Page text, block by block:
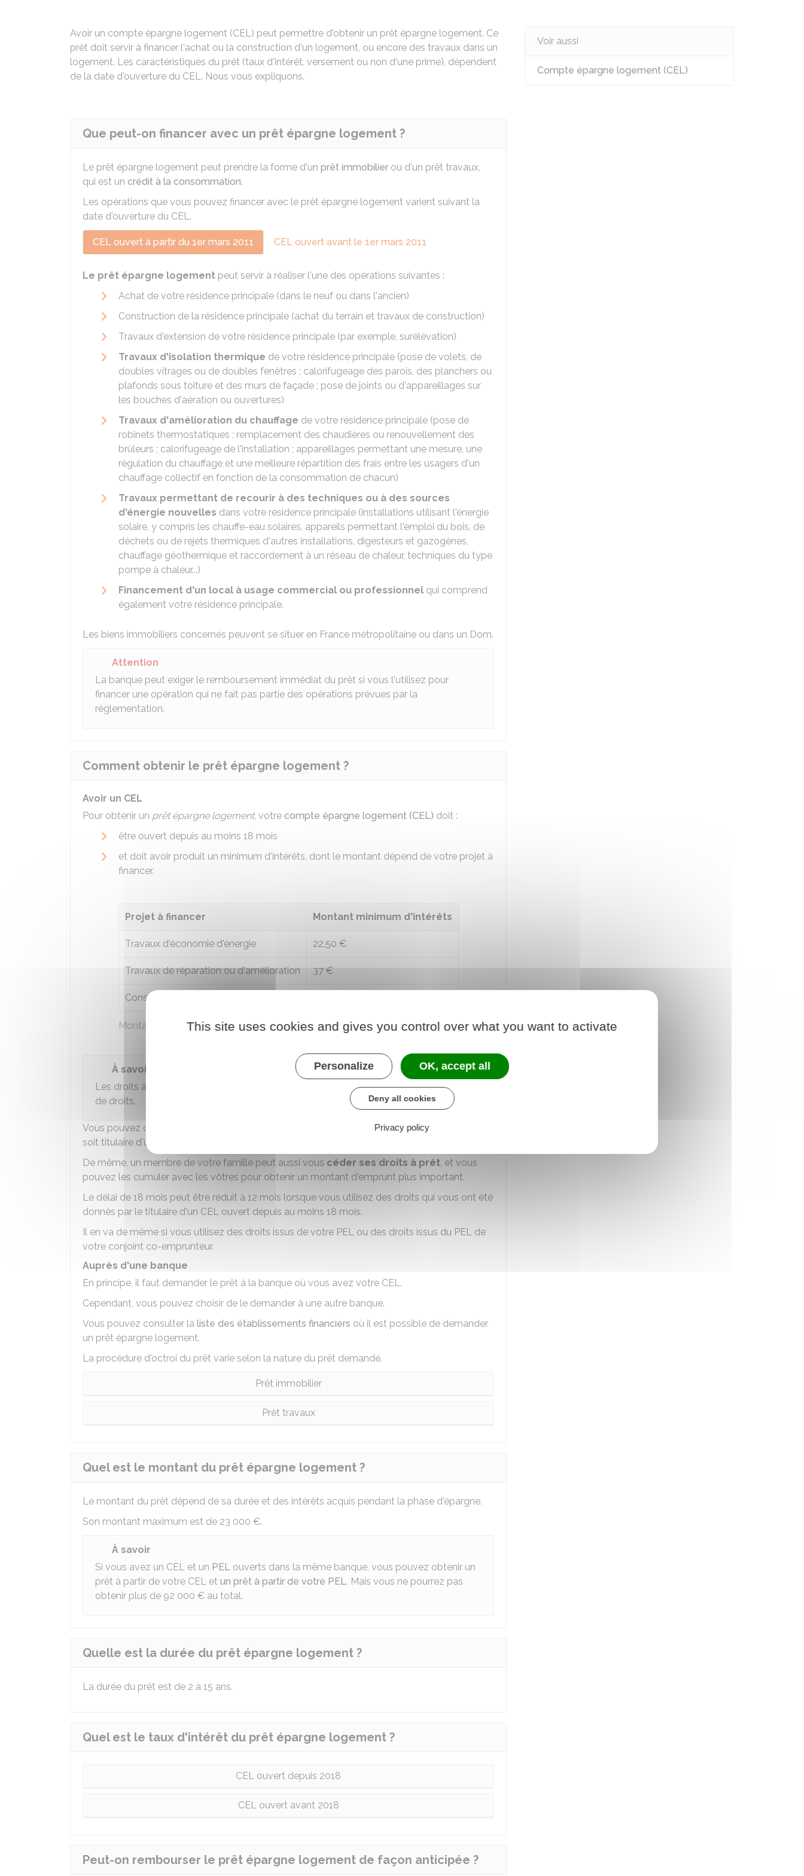
Avoir un compte épargne logement (CEL) peut permettre d'obtenir un prêt épargne logement. Ce
prêt doit servir à financer l'achat ou la construction d'un logement, ou encore des travaux dans un
logement. Les caractéristiques du prêt (taux d'intérêt, versement ou non d'une prime), dépendent
de la date d'ouverture du CEL. Nous vous expliquons.
Que peut-on financer avec un prêt épargne logement ?
Le prêt épargne logement peut prendre la forme d'un prêt immobilier ou d'un prêt travaux,
qui est un crédit à la consommation.
Les opérations que vous pouvez financer avec le prêt épargne logement varient suivant la
date d'ouverture du CEL.
CEL ouvert à partir du 1er mars 2011 CEL ouvert avant le 1er mars 2011
Le prêt épargne logement peut servir à réaliser l'une des opérations suivantes :
Achat de votre résidence principale (dans le neuf ou dans l'ancien)
Construction de la résidence principale (achat du terrain et travaux de construction)
Travaux d'extension de votre résidence principale (par exemple, surélévation)
Travaux d'isolation thermique de votre résidence principale (pose de volets, de
doubles vitrages ou de doubles fenêtres ; calorifugeage des parois, des planchers ou
plafonds sous toiture et des murs de façade ; pose de joints ou d'appareillages sur
les bouches d'aération ou ouvertures)
Travaux d'amélioration du chauffage de votre résidence principale (pose de
robinets thermostatiques ; remplacement des chaudières ou renouvellement des
brûleurs ; calorifugeage de l'installation ; appareillages permettant une mesure, une
régulation du chauffage et une meilleure répartition des frais entre les usagers d'un
chauffage collectif en fonction de la consommation de chacun)
Travaux permettant de recourir à des techniques ou à des sources
d'énergie nouvelles dans votre résidence principale (installations utilisant l'énergie
solaire, y compris les chauffe-eau solaires, appareils permettant l'emploi du bois, de
déchets ou de rejets thermiques d'autres installations, digesteurs et gazogènes,
chauffage géothermique et raccordement à un réseau de chaleur, techniques du type
pompe à chaleur...)
Financement d'un local à usage commercial ou professionnel qui comprend
également votre résidence principale.
Les biens immobiliers concernés peuvent se situer en France métropolitaine ou dans un Dom.
Attention
La banque peut exiger le remboursement immédiat du prêt si vous l'utilisez pour
financer une opération qui ne fait pas partie des opérations prévues par la
réglementation.
Comment obtenir le prêt épargne logement ?
Avoir un CEL
Pour obtenir un prêt épargne logement, votre compte épargne logement (CEL) doit :
être ouvert depuis au moins 18 mois
et doit avoir produit un minimum d'intérêts, dont le montant dépend de votre projet à
financer.
Montant minimum d'intérêts ouvrant droit au prêt épargne logement
Projet à financer Montant minimum d'intérêts
Travaux d'économie d'énergie 22,50 €
Travaux de réparation ou d'amélioration 37 €
Construction ou achat du logement
À savoir
Les droits à prêt peuvent être utilisés jusqu'à 5 ans après la délivrance de l'attestation
de droits.
Vous pouvez céder
à un membre de votre famille, mais à condition qu'il
soit titulaire d'un CEL ouvert depuis au moins 18 mois.
De même, un membre de votre famille peut aussi vous céder ses droits à prêt, et vous
pouvez les cumuler avec les vôtres pour obtenir un montant d'emprunt plus important.
Le délai de 18 mois peut être réduit à 12 mois lorsque vous utilisez des droits qui vous ont été
donnés par le titulaire d'un CEL ouvert depuis au moins 18 mois.
Il en va de même si vous utilisez des droits issus de votre PEL ou des droits issus du PEL de
votre conjoint co-emprunteur.
Auprès d'une banque
En principe, il faut demander le prêt à la banque où vous avez votre CEL.
Cependant, vous pouvez choisir de le demander à une autre banque.
Vous pouvez consulter la liste des établissements financiers où il est possible de demander
un prêt épargne logement.
La procédure d'octroi du prêt varie selon la nature du prêt demandé.
Prêt immobilier
Prêt travaux
Quel est le montant du prêt épargne logement ?
Le montant du prêt dépend de sa durée et des intérêts acquis pendant la phase d'épargne.
Son montant maximum est de 23 000 €.
À savoir
Si vous avez un CEL et un PEL ouverts dans la même banque, vous pouvez obtenir un
prêt à partir de votre CEL et un prêt à partir de votre PEL. Mais vous ne pourrez pas
obtenir plus de 92 000 € au total.
Quelle est la durée du prêt épargne logement ?
La durée du prêt est de 2 à 15 ans.
Quel est le taux d'intérêt du prêt épargne logement ?
CEL ouvert depuis 2018
CEL ouvert avant 2018
Peut-on rembourser le prêt épargne logement de façon anticipée ?
Voir aussi
Compte épargne logement (CEL)
This site uses cookies and gives you control over what you want to activate
Personalize OK, accept all
Deny all cookies
Privacy policy